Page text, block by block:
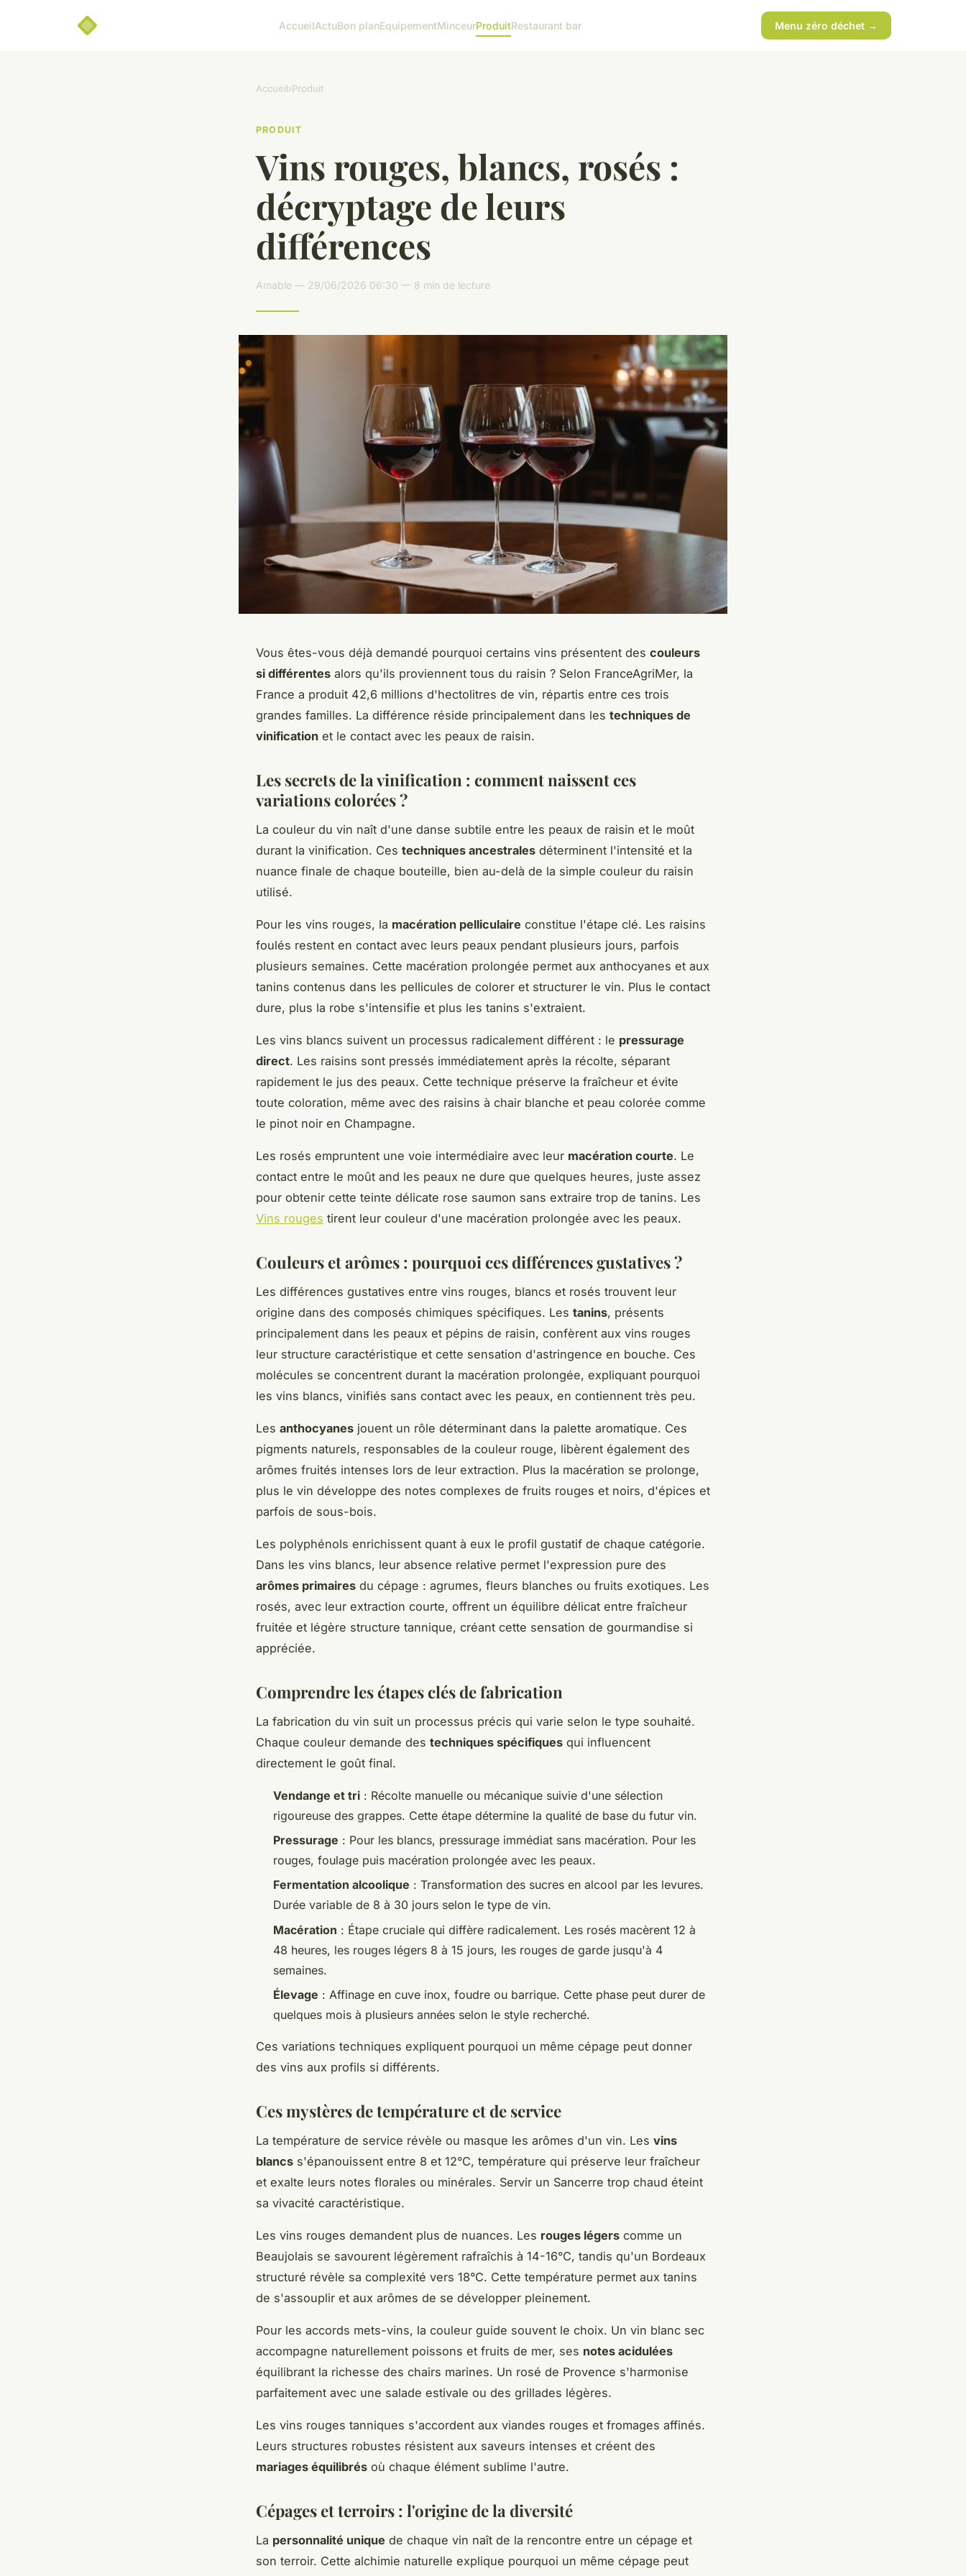
AccueilActuBon planEquipementMinceurProduitRestaurant bar Menu zéro déchet →
Accueil›Produit
PRODUIT
Vins rouges, blancs, rosés :
décryptage de leurs
différences
Amable — 29/06/2026 06:30 — 8 min de lecture
Vous êtes-vous déjà demandé pourquoi certains vins présentent des couleurs
si différentes alors qu'ils proviennent tous du raisin ? Selon FranceAgriMer, la
France a produit 42,6 millions d'hectolitres de vin, répartis entre ces trois
grandes familles. La différence réside principalement dans les techniques de
vinification et le contact avec les peaux de raisin.
Les secrets de la vinification : comment naissent ces
variations colorées ?
La couleur du vin naît d'une danse subtile entre les peaux de raisin et le moût
durant la vinification. Ces techniques ancestrales déterminent l'intensité et la
nuance finale de chaque bouteille, bien au-delà de la simple couleur du raisin
utilisé.
Pour les vins rouges, la macération pelliculaire constitue l'étape clé. Les raisins
foulés restent en contact avec leurs peaux pendant plusieurs jours, parfois
plusieurs semaines. Cette macération prolongée permet aux anthocyanes et aux
tanins contenus dans les pellicules de colorer et structurer le vin. Plus le contact
dure, plus la robe s'intensifie et plus les tanins s'extraient.
Les vins blancs suivent un processus radicalement différent : le pressurage
direct. Les raisins sont pressés immédiatement après la récolte, séparant
rapidement le jus des peaux. Cette technique préserve la fraîcheur et évite
toute coloration, même avec des raisins à chair blanche et peau colorée comme
le pinot noir en Champagne.
Les rosés empruntent une voie intermédiaire avec leur macération courte. Le
contact entre le moût and les peaux ne dure que quelques heures, juste assez
pour obtenir cette teinte délicate rose saumon sans extraire trop de tanins. Les
Vins rouges tirent leur couleur d'une macération prolongée avec les peaux.
Couleurs et arômes : pourquoi ces différences gustatives ?
Les différences gustatives entre vins rouges, blancs et rosés trouvent leur
origine dans des composés chimiques spécifiques. Les tanins, présents
principalement dans les peaux et pépins de raisin, confèrent aux vins rouges
leur structure caractéristique et cette sensation d'astringence en bouche. Ces
molécules se concentrent durant la macération prolongée, expliquant pourquoi
les vins blancs, vinifiés sans contact avec les peaux, en contiennent très peu.
Les anthocyanes jouent un rôle déterminant dans la palette aromatique. Ces
pigments naturels, responsables de la couleur rouge, libèrent également des
arômes fruités intenses lors de leur extraction. Plus la macération se prolonge,
plus le vin développe des notes complexes de fruits rouges et noirs, d'épices et
parfois de sous-bois.
Les polyphénols enrichissent quant à eux le profil gustatif de chaque catégorie.
Dans les vins blancs, leur absence relative permet l'expression pure des
arômes primaires du cépage : agrumes, fleurs blanches ou fruits exotiques. Les
rosés, avec leur extraction courte, offrent un équilibre délicat entre fraîcheur
fruitée et légère structure tannique, créant cette sensation de gourmandise si
appréciée.
Comprendre les étapes clés de fabrication
La fabrication du vin suit un processus précis qui varie selon le type souhaité.
Chaque couleur demande des techniques spécifiques qui influencent
directement le goût final.
Vendange et tri : Récolte manuelle ou mécanique suivie d'une sélection
rigoureuse des grappes. Cette étape détermine la qualité de base du futur vin.
Pressurage : Pour les blancs, pressurage immédiat sans macération. Pour les
rouges, foulage puis macération prolongée avec les peaux.
Fermentation alcoolique : Transformation des sucres en alcool par les levures.
Durée variable de 8 à 30 jours selon le type de vin.
Macération : Étape cruciale qui diffère radicalement. Les rosés macèrent 12 à
48 heures, les rouges légers 8 à 15 jours, les rouges de garde jusqu'à 4
semaines.
Élevage : Affinage en cuve inox, foudre ou barrique. Cette phase peut durer de
quelques mois à plusieurs années selon le style recherché.
Ces variations techniques expliquent pourquoi un même cépage peut donner
des vins aux profils si différents.
Ces mystères de température et de service
La température de service révèle ou masque les arômes d'un vin. Les vins
blancs s'épanouissent entre 8 et 12°C, température qui préserve leur fraîcheur
et exalte leurs notes florales ou minérales. Servir un Sancerre trop chaud éteint
sa vivacité caractéristique.
Les vins rouges demandent plus de nuances. Les rouges légers comme un
Beaujolais se savourent légèrement rafraîchis à 14-16°C, tandis qu'un Bordeaux
structuré révèle sa complexité vers 18°C. Cette température permet aux tanins
de s'assouplir et aux arômes de se développer pleinement.
Pour les accords mets-vins, la couleur guide souvent le choix. Un vin blanc sec
accompagne naturellement poissons et fruits de mer, ses notes acidulées
équilibrant la richesse des chairs marines. Un rosé de Provence s'harmonise
parfaitement avec une salade estivale ou des grillades légères.
Les vins rouges tanniques s'accordent aux viandes rouges et fromages affinés.
Leurs structures robustes résistent aux saveurs intenses et créent des
mariages équilibrés où chaque élément sublime l'autre.
Cépages et terroirs : l'origine de la diversité
La personnalité unique de chaque vin naît de la rencontre entre un cépage et
son terroir. Cette alchimie naturelle explique pourquoi un même cépage peut